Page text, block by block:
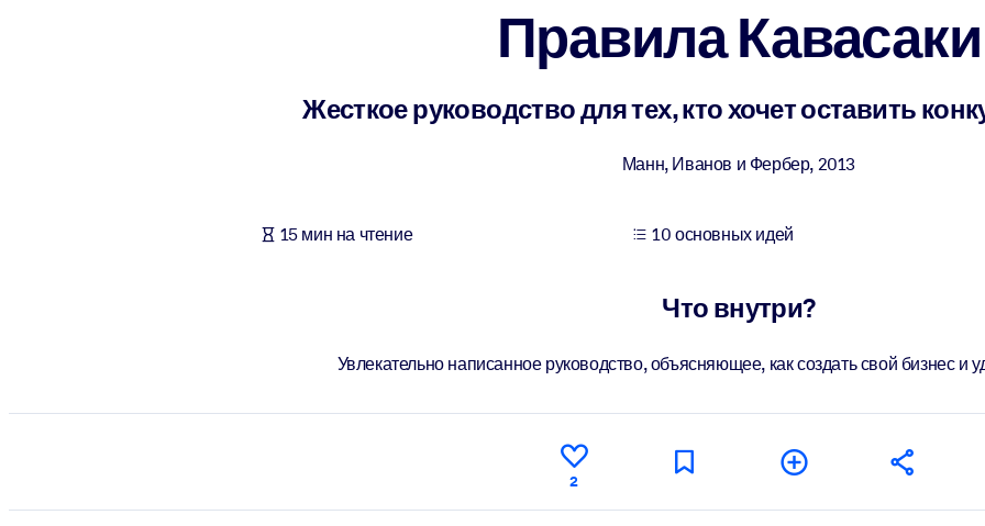
Для корпоративных библиотек
Обогатите корпоративную библиотеку надежными и готовыми к использованию бизнес-знаниями.
Используйте надежные структурированные знания для улучшения результатов ваших ИИ-систем.
Правила Кавасаки
Жесткое руководство для тех, кто хочет оставить
Манн, Иванов и Фербер, 2013
15 мин на чтение 10 основных идей
Что внутри?
Увлекательно написанное руководство, объясняющее, как создать свой бизнес и
2